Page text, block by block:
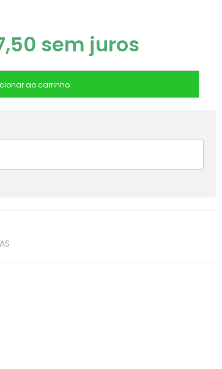
sem juros
ao carrinho